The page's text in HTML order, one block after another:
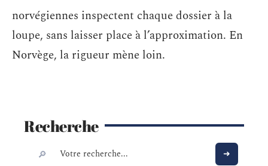
norvégiennes inspectent chaque dossier à la
loupe, sans laisser place à l’approximation. En
Norvège, la rigueur mène loin.
Recherche